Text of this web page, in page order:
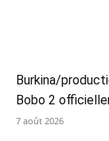
Burkina/
Bobo 2
7 août 2026